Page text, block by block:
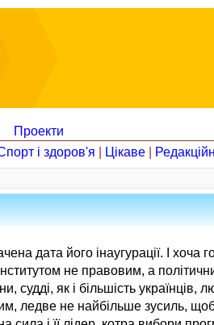
Проекти
і здоров'я Цікаве
дата його інаугурації. І хоча
не правовим, а
як і більшість українців,
ледве не найбільше зусиль,